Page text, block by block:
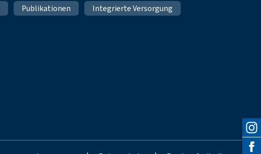
Publikationen Integrierte Versorgung